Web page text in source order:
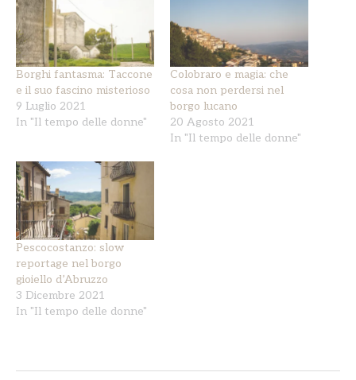
Borghi fantasma: Taccone
e il suo fascino misterioso
9 Luglio 2021
In "Il tempo delle donne"
Colobraro e magia: che
cosa non perdersi nel
borgo lucano
20 Agosto 2021
In "Il tempo delle donne"
Pescocostanzo: slow
reportage nel borgo
gioiello d’Abruzzo
3 Dicembre 2021
In "Il tempo delle donne"